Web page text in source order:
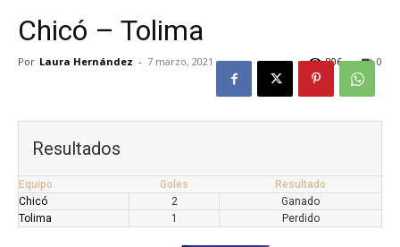
Chicó – Tolima
Por Laura Hernández - 7 marzo, 2021 0
806
Resultados
Equipo Goles
Resultado
Chicó
2
Ganado
Tolima
1 Perdido